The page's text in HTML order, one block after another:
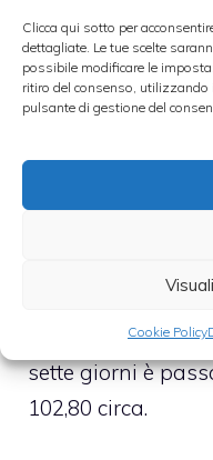
Clicca qui sotto per
dettagliate. Le tue scelte
possibile modificare le
ritiro del consenso, utilizzando
pulsante di gestione del
Cookie Policy
DOLLARO/YEN
Il biglietto verde
praticamente
valute del G-7. Il
sui livelli più
resistenza di area
dimenticare il
sette giorni è
102,80 circa.